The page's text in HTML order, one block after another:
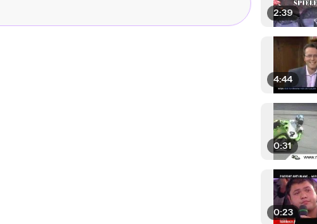
2:39
4:44
0:31
0:23